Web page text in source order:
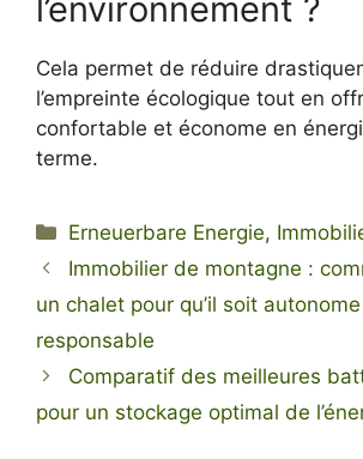
l’environnement ?
Cela permet de réduire
l’empreinte écologique tout en
confortable et économe en
terme.
Kategorien
Erneuerbare Energie,
Immobilier de montagne :
un chalet pour qu’il soit
responsable
Comparatif des meilleures
pour un stockage optimal de